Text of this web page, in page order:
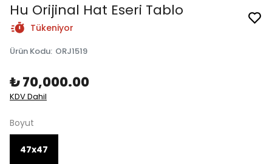
Hu Orijinal Hat Eseri Tablo
Tükeniyor
Ürün Kodu: ORJ1519
₺ 70,000.00
KDV Dahil
Boyut
47x47